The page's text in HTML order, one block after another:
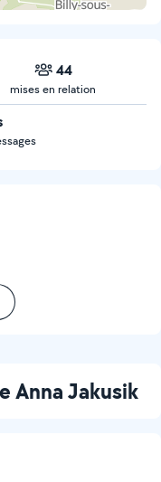
44
mises en relation
Anna Jakusik